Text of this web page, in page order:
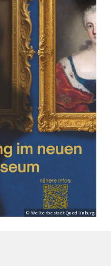
© Welterbestadt Quedlinburg